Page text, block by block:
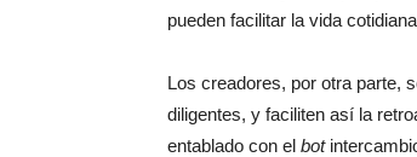
pueden facilitar la vida
Los creadores, por otra parte,
diligentes, y faciliten así la
entablado con el bot